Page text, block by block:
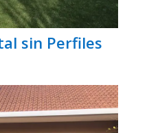
sin Perfiles